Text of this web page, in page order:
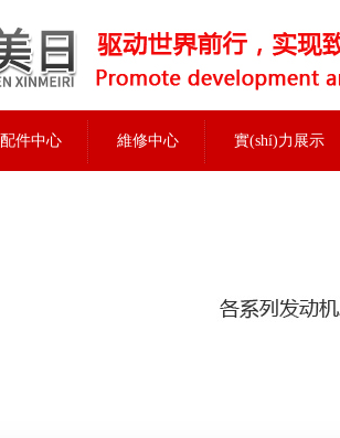
配件中心 維修中心 實(shí)力展示